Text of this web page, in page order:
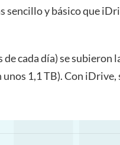
sencillo y básico que
cada día) se subieron
1,1 TB). Con iDrive,